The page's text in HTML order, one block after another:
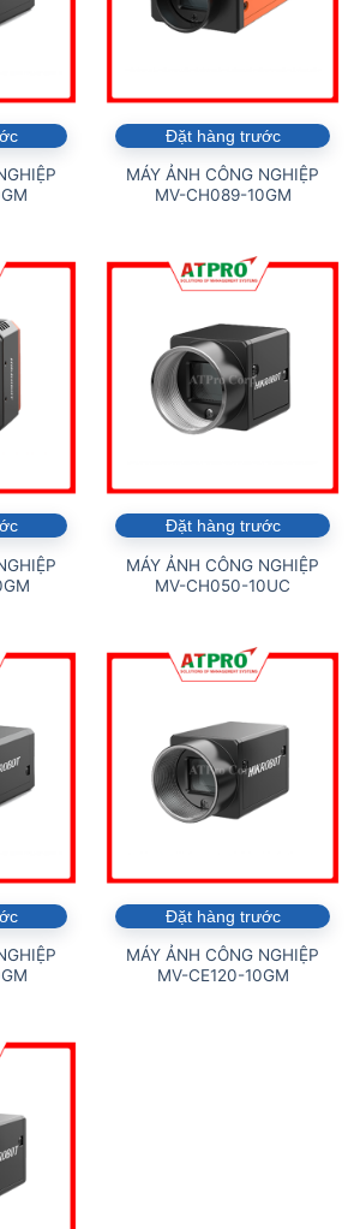
Đặt hàng trước
MÁY ẢNH CÔNG NGHIỆP
MV-CH089-10GM
Đặt hàng trước
MÁY ẢNH CÔNG NGHIỆP
MV-CH050-10UC
Đặt hàng trước
MÁY ẢNH CÔNG NGHIỆP
MV-CE120-10GM